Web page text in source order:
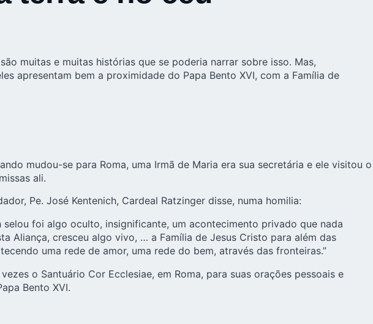
muitas e muitas histórias que se poderia narrar sobre isso. Mas,
apresentam bem a proximidade do Papa Bento XVI, com a Família de
mudou-se para Roma, uma Irmã de Maria era sua secretária e ele visitou o
ali.
Pe. José Kentenich, Cardeal Ratzinger disse, numa homilia:
foi algo oculto, insignificante, um acontecimento privado que nada
Aliança, cresceu algo vivo, … a Família de Jesus Cristo para além das
uma rede de amor, uma rede do bem, através das fronteiras.”
o Santuário Cor Ecclesiae, em Roma, para suas orações pessoais e
Bento XVI.